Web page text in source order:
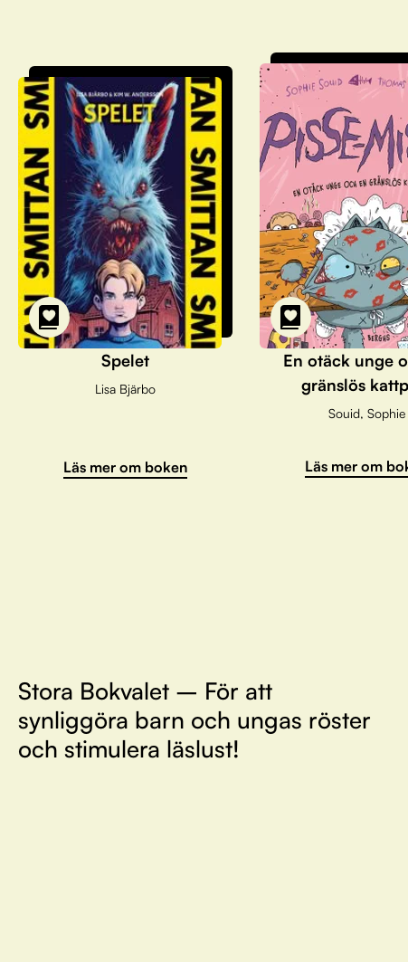
Spelet
Lisa Bjärbo
Läs mer om boken
En otäck unge
gränslös
Souid, Sophie
Läs mer om
Stora Bokvalet – För att
synliggöra barn och ungas röster
och stimulera läslust!